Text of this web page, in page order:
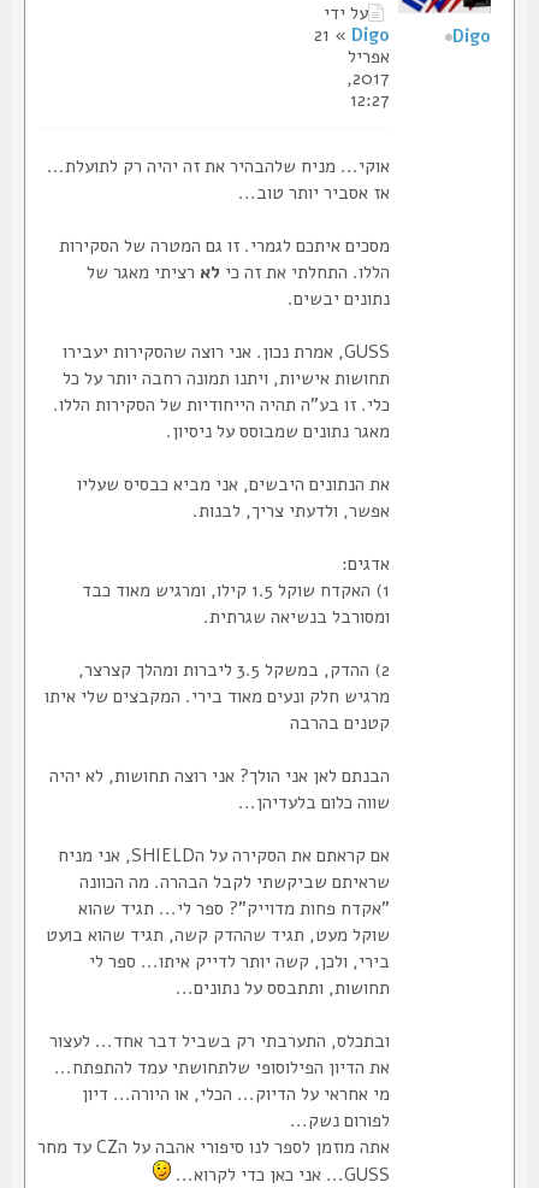
על ידי
Digo
» 21
אפריל
2017,
12:27
אוקי... מניח שלהבהיר את זה יהיה רק לתועלת...
אז אסביר יותר טוב...
מסכים איתכם לגמרי. זו גם המטרה של הסקירות
הללו. התחלתי את זה כילארציתי מאגר של
נתונים יבשים.
GUSS, אמרת נכון. אני רוצה שהסקירות יעבירו
תחושות אישיות, ויתנו תמונה רחבה יותר על כל
כלי. זו בע"ה תהיה הייחודיות של הסקירות הללו.
מאגר נתונים שמבוסס על ניסיון.
את הנתונים היבשים, אני מביא כבסיס שעליו
אפשר, ולדעתי צריך, לבנות.
אדגים:
1) האקדח שוקל 1.5 קילו, ומרגיש מאוד כבד
ומסורבל בנשיאה שגרתית.
2) ההדק, במשקל 3.5 ליברות ומהלך קצרצר,
מרגיש חלק ונעים מאוד בירי. המקבצים שלי איתו
קטנים בהרבה
הבנתם לאן אני הולך? אני רוצה תחושות, לא יהיה
שווה כלום בלעדיהן...
אם קראתם את הסקירה על הSHIELD, אני מניח
שראיתם שביקשתי לקבל הבהרה. מה הכוונה
"אקדח פחות מדוייק"? ספר לי... תגיד שהוא
שוקל מעט, תגיד שההדק קשה, תגיד שהוא בועט
בירי, ולכן, קשה יותר לדייק איתו... ספר לי
תחושות, ותתבסס על נתונים...
ובתכלס, התערבתי רק בשביל דבר אחד... לעצור
את הדיון הפילוסופי שלתחושתי עמד להתפתח...
מי אחראי על הדיוק... הכלי, או היורה... דיון
לפורום נשק...
אתה מוזמן לספר לנו סיפורי אהבה על הCZ עד מחר
GUSS... אני כאן כדי לקרוא...
Digo